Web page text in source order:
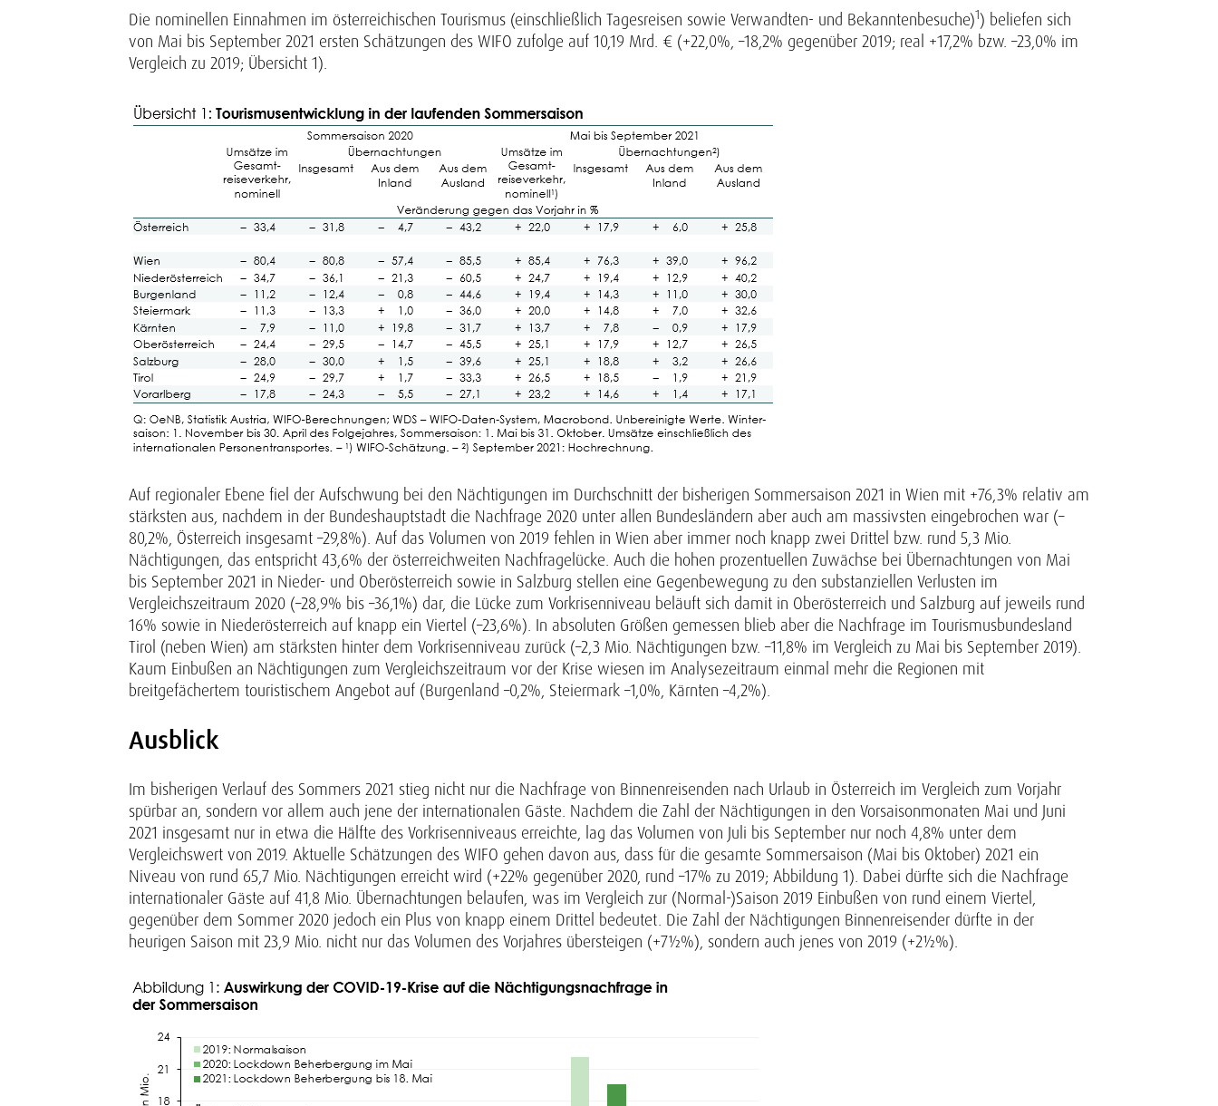
Die nominellen Einnahmen im österreichischen Tourismus (einschließlich Tagesreisen sowie Verwandten- und Bekanntenbesuche)1) beliefen sich
von Mai bis September 2021 ersten Schätzungen des WIFO zufolge auf 10,19 Mrd. € (+22,0%, –18,2% gegenüber 2019; real +17,2% bzw. –23,0% im
Vergleich zu 2019; Übersicht 1).
Auf regionaler Ebene fiel der Aufschwung bei den Nächtigungen im Durchschnitt der bisherigen Sommersaison 2021 in Wien mit +76,3% relativ am
stärksten aus, nachdem in der Bundeshauptstadt die Nachfrage 2020 unter allen Bundesländern aber auch am massivsten eingebrochen war (–
80,2%, Österreich insgesamt –29,8%). Auf das Volumen von 2019 fehlen in Wien aber immer noch knapp zwei Drittel bzw. rund 5,3 Mio.
Nächtigungen, das entspricht 43,6% der österreichweiten Nachfragelücke. Auch die hohen prozentuellen Zuwächse bei Übernachtungen von Mai
bis September 2021 in Nieder- und Oberösterreich sowie in Salzburg stellen eine Gegenbewegung zu den substanziellen Verlusten im
Vergleichszeitraum 2020 (–28,9% bis –36,1%) dar, die Lücke zum Vorkrisenniveau beläuft sich damit in Oberösterreich und Salzburg auf jeweils rund
16% sowie in Niederösterreich auf knapp ein Viertel (–23,6%). In absoluten Größen gemessen blieb aber die Nachfrage im Tourismusbundesland
Tirol (neben Wien) am stärksten hinter dem Vorkrisenniveau zurück (–2,3 Mio. Nächtigungen bzw. –11,8% im Vergleich zu Mai bis September 2019).
Kaum Einbußen an Nächtigungen zum Vergleichszeitraum vor der Krise wiesen im Analysezeitraum einmal mehr die Regionen mit
breitgefächertem touristischem Angebot auf (Burgenland –0,2%, Steiermark –1,0%, Kärnten –4,2%).
Ausblick
Im bisherigen Verlauf des Sommers 2021 stieg nicht nur die Nachfrage von Binnenreisenden nach Urlaub in Österreich im Vergleich zum Vorjahr
spürbar an, sondern vor allem auch jene der internationalen Gäste. Nachdem die Zahl der Nächtigungen in den Vorsaisonmonaten Mai und Juni
2021 insgesamt nur in etwa die Hälfte des Vorkrisenniveaus erreichte, lag das Volumen von Juli bis September nur noch 4,8% unter dem
Vergleichswert von 2019. Aktuelle Schätzungen des WIFO gehen davon aus, dass für die gesamte Sommersaison (Mai bis Oktober) 2021 ein
Niveau von rund 65,7 Mio. Nächtigungen erreicht wird (+22% gegenüber 2020, rund –17% zu 2019; Abbildung 1). Dabei dürfte sich die Nachfrage
internationaler Gäste auf 41,8 Mio. Übernachtungen belaufen, was im Vergleich zur (Normal-)Saison 2019 Einbußen von rund einem Viertel,
gegenüber dem Sommer 2020 jedoch ein Plus von knapp einem Drittel bedeutet. Die Zahl der Nächtigungen Binnenreisender dürfte in der
heurigen Saison mit 23,9 Mio. nicht nur das Volumen des Vorjahres übersteigen (+7½%), sondern auch jenes von 2019 (+2½%).